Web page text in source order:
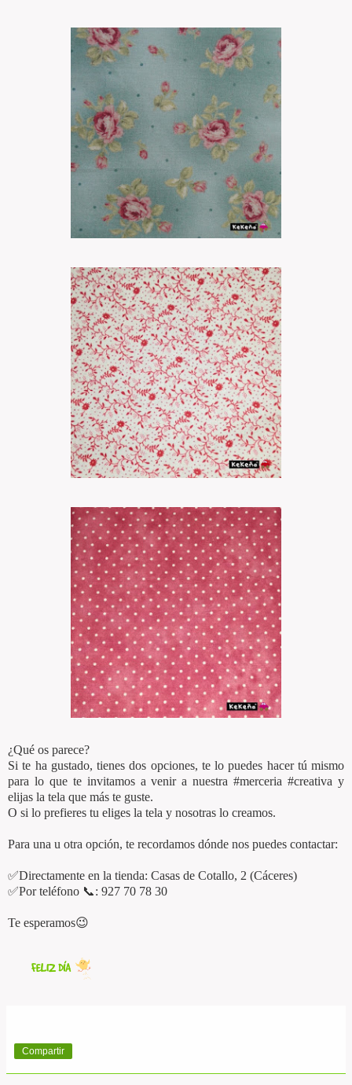
¿Qué os parece?
Si te ha gustado, tienes dos opciones, te lo puedes hacer tú mismo
para lo que te invitamos a venir a nuestra #merceria #creativa y
elijas la tela que más te guste.
O si lo prefieres tu eliges la tela y nosotras lo creamos.
Para una u otra opción, te recordamos dónde nos puedes contactar:
✅Directamente en la tienda: Casas de Cotallo, 2 (Cáceres)
✅Por teléfono 📞: 927 70 78 30
Te esperamos😉
Compartir